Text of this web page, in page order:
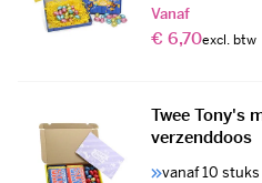
Vanaf
€ 6,70
Twee Tony's
verzenddoos
vanaf 10 stuks